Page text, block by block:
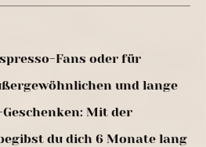
Fans oder für
und lange
Mit der
du dich 6 Monate lang